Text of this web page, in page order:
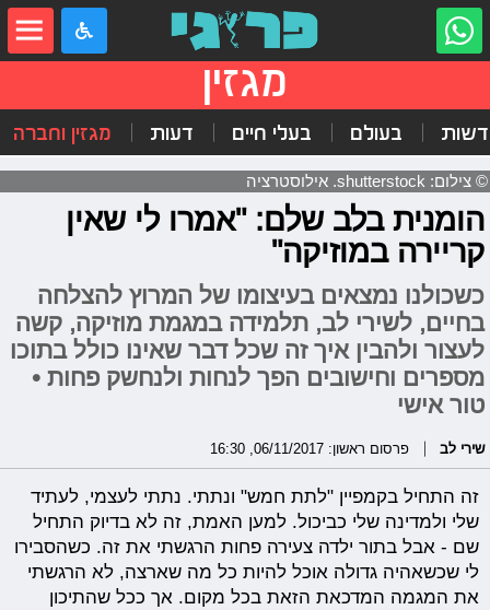
מגזין
בעולם בעלי חיים דעות מגזין וחברה
© צילום: shutterstock. אילוסטרציה
הומנית בלב שלם: "אמרו לי שאין
קריירה במוזיקה"
כשכולנו נמצאים בעיצומו של המרוץ להצלחה
בחיים, לשירי לב, תלמידה במגמת מוזיקה, קשה
לעצור ולהבין איך זה שכל דבר שאינו כולל בתוכו
מספרים וחישובים הפך לנחות ולנחשק פחות •
טור אישי
שירי לב פרסום ראשון: 06/11/2017, 16:30
זה התחיל בקמפיין "לתת חמש" ונתתי. נתתי לעצמי, לעתיד
שלי ולמדינה שלי כביכול. למען האמת, זה לא בדיוק התחיל
שם - אבל בתור ילדה צעירה פחות הרגשתי את זה. כשהסבירו
לי שכשאהיה גדולה אוכל להיות כל מה שארצה, לא הרגשתי
את המגמה המדכאת הזאת בכל מקום. אך ככל שהתיכון